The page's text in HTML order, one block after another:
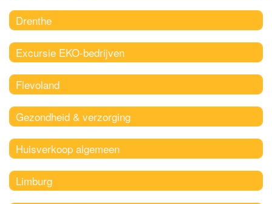
Drenthe
Excursie EKO-bedrijven
Flevoland
Gezondheid & verzorging
Huisverkoop algemeen
Limburg